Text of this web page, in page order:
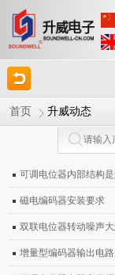
首页 升威动态
可调电位器内部结构
磁电编码器安装要求
双联电位器转动噪声
增量型编码器输出电